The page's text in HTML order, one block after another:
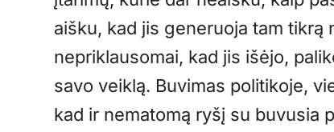
aišku, kad jis generuoja tam tikrą
nepriklausomai, kad jis išėjo,
savo veiklą. Buvimas politikoje,
kad ir nematomą ryšį su buvusia